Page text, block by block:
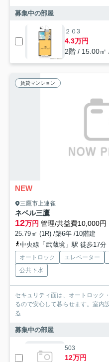
募集中の部屋
２０3
4.3万円
2階 / 15.00㎡
賃貸マンション
NEW
三鷹市上連雀
ネベル三鷹
12万円 管理/共益費10,000円
25.79㎡ (1R) /築6年 /10階建
中央線「武蔵境」駅 徒歩17分
オートロック エレベーター
公共下水
セキュリティ面は、オートロック
るので安心して暮らせます。室内
る
募集中の部屋
503
12万円